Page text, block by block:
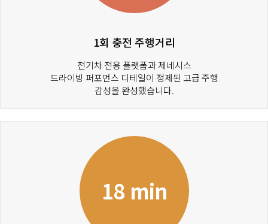
1회 충전 주행거리
전기차 전용 플랫폼과 제네시스
드라이빙 퍼포먼스 디테일이 정제된 고급 주행
감성을 완성했습니다.
18 min